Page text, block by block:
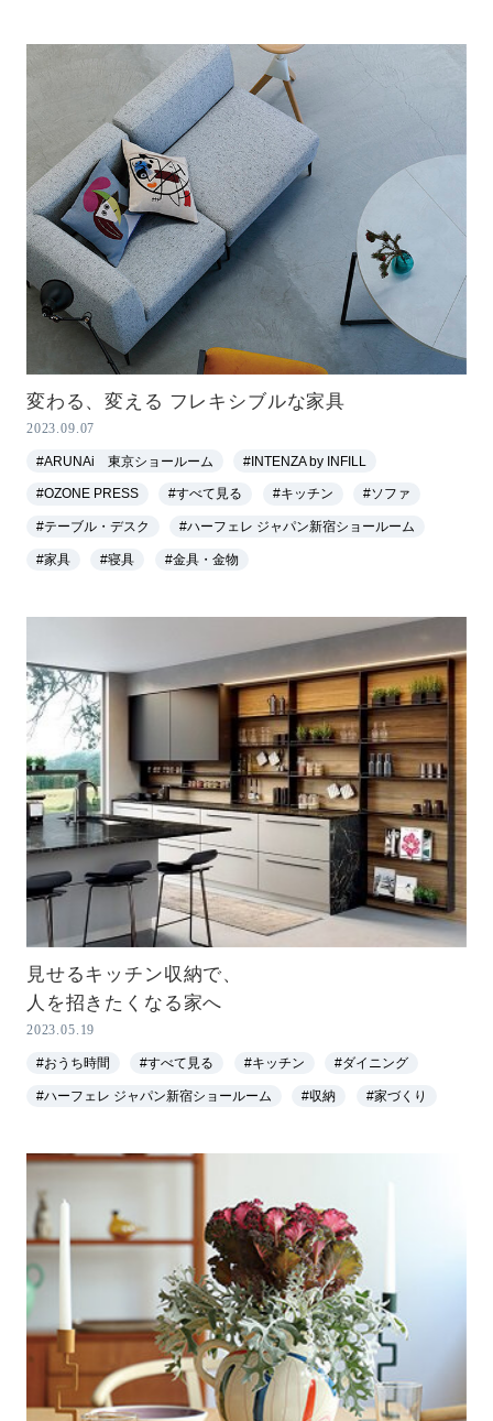
変わる、変える フレキシブルな家具
2023.09.07
#ARUNAi 東京ショールーム #INTENZA by INFILL
#OZONE PRESS #すべて見る #キッチン #ソファ
#テーブル・デスク #ハーフェレ ジャパン新宿ショールーム
#家具 #寝具 #金具・金物
見せるキッチン収納で、
人を招きたくなる家へ
2023.05.19
#おうち時間 #すべて見る #キッチン #ダイニング
#ハーフェレ ジャパン新宿ショールーム #収納 #家づくり